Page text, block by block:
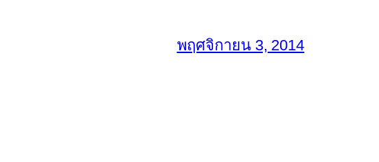
พฤศจิกายน 3, 2014